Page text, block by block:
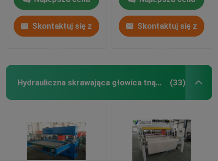
Skontaktuj się z
obrotowym 5-55mm
Regulacja skoku
Skontaktuj się z
Hydrauliczna skrawająca głowica tnąca (33)